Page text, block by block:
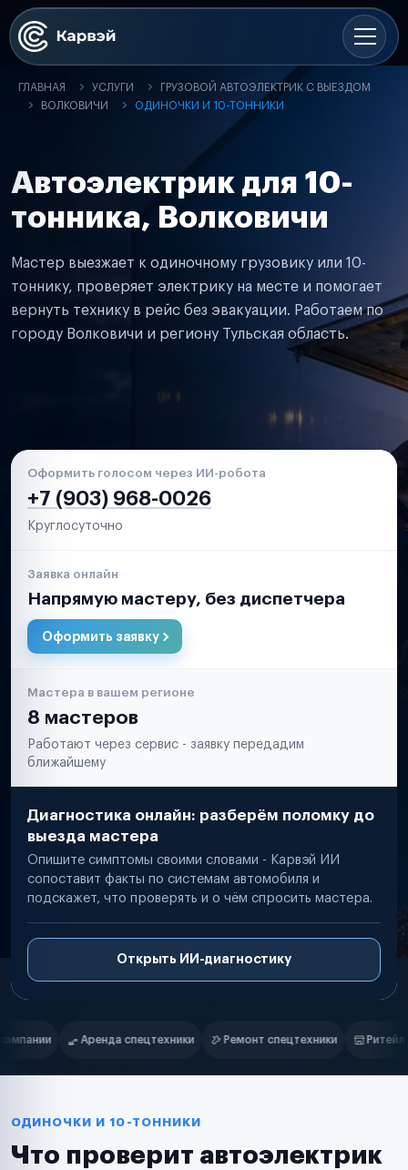
ГЛАВНАЯ УСЛУГИ
ГРУЗОВОЙ АВТОЭЛЕКТРИК С ВЫЕЗДОМ
ВОЛКОВИЧИ
ОДИНОЧКИ И 10-ТОННИКИ
Автоэлектрик для 10-
тонника, Волковичи
Мастер выезжает к одиночному грузовику или 10-
тоннику, проверяет электрику на месте и помогает
вернуть технику в рейс без эвакуации. Работаем по
городу Волковичи и региону Тульская область.
Оформить голосом через ИИ-робота
+7 (903) 968-0026
Круглосуточно
Заявка онлайн
Напрямую мастеру, без диспетчера
Оформить заявку
Мастера в вашем регионе
8 мастеров
Работают через сервис - заявку передадим
ближайшему
Диагностика онлайн: разберём поломку до
выезда мастера
Опишите симптомы своими словами - Карвэй ИИ
сопоставит факты по системам автомобиля и
подскажет, что проверять и о чём спросить мастера.
Открыть ИИ-диагностику
Нам доверяют
Ремонт спецтехники Ритейл-сети Управляющие компании
Маркетплейсы
Таксопарки
Автодилеры
ОДИНОЧКИ И 10-ТОННИКИ
Что проверит автоэлектрик